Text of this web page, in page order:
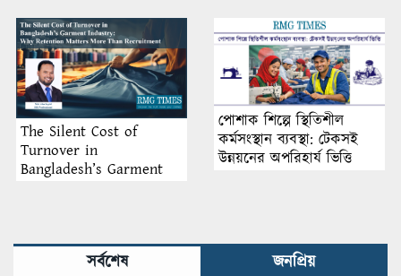
The Silent Cost of
Turnover in
Bangladesh’s Garment
পোশাক শিল্পে স্থিতিশীল
কর্মসংস্থান ব্যবস্থা: টেকসই
উন্নয়নের অপরিহার্য ভিত্তি
সর্বশেষ জনপ্রিয়